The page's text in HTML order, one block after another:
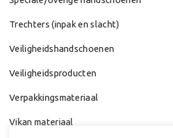
Trechters (inpak en slacht)
Veiligheidshandschoenen
Veiligheidsproducten
Verpakkingsmateriaal
Vikan materiaal